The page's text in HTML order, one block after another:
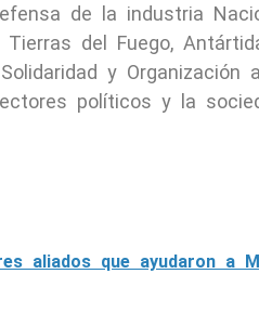
de la industria
del Fuego,
y Organización
políticos y la
aliados que ayudaron a